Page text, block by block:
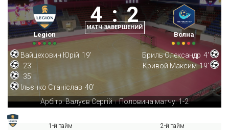
Legion
4 : 2
МАТЧ ЗАВЕРШЕНИЙ
Волна
Вайцехович Юрій 19'
23'
35'
Ільєнко Станіслав 40'
Бриль Олександр 4'
Кривой Максим 19'
Арбітр: Валуєв Сергій | Половина матчу: 1-2
1-й тайм 2-й тайм